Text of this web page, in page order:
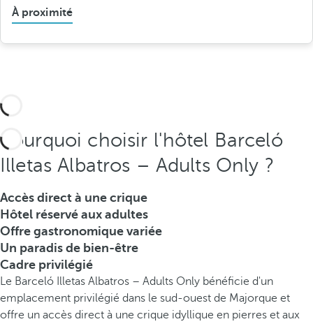
À proximité
Pourquoi choisir l'hôtel Barceló
Illetas Albatros – Adults Only ?
Accès direct à une crique
Hôtel réservé aux adultes
Offre gastronomique variée
Un paradis de bien-être
Cadre privilégié
Le Barceló Illetas Albatros – Adults Only bénéficie d'un
emplacement privilégié dans le sud-ouest de Majorque et
offre un accès direct à une crique idyllique en pierres et aux